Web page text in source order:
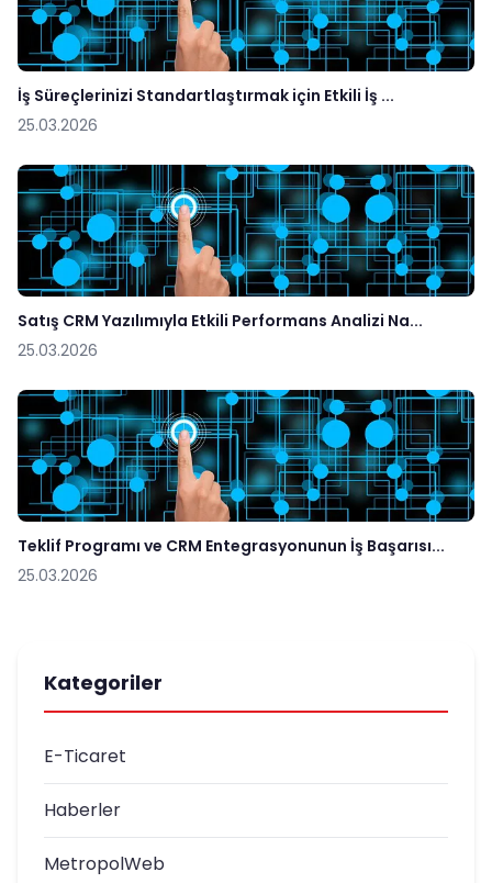
İş Süreçlerinizi Standartlaştırmak için Etkili İş ...
25.03.2026
Satış CRM Yazılımıyla Etkili Performans Analizi Na...
25.03.2026
Teklif Programı ve CRM Entegrasyonunun İş Başarısı...
25.03.2026
Kategoriler
E-Ticaret
Haberler
MetropolWeb